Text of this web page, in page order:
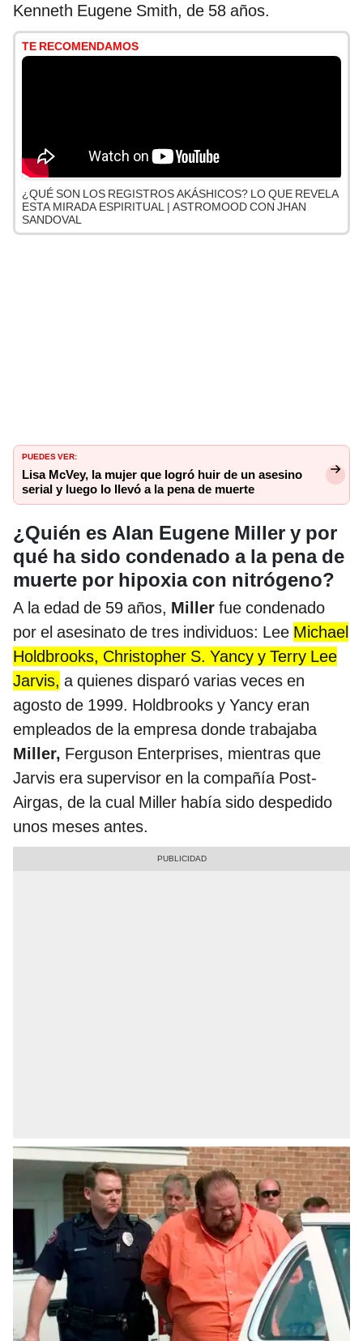
Kenneth Eugene Smith, de 58 años.
TE RECOMENDAMOS
¿QUÉ SON LOS REGISTROS AKÁSHICOS? LO QUE REVELA
ESTA MIRADA ESPIRITUAL | ASTROMOOD CON JHAN
SANDOVAL
PUEDES VER:
Lisa McVey, la mujer que logró huir de un asesino
serial y luego lo llevó a la pena de muerte
¿Quién es Alan Eugene Miller y por
qué ha sido condenado a la pena de
muerte por hipoxia con nitrógeno?
A la edad de 59 años, Miller fue condenado
por el asesinato de tres individuos: Lee Michael
Holdbrooks, Christopher S. Yancy y Terry Lee
Jarvis, a quienes disparó varias veces en
agosto de 1999. Holdbrooks y Yancy eran
empleados de la empresa donde trabajaba
Miller, Ferguson Enterprises, mientras que
Jarvis era supervisor en la compañía Post-
Airgas, de la cual Miller había sido despedido
unos meses antes.